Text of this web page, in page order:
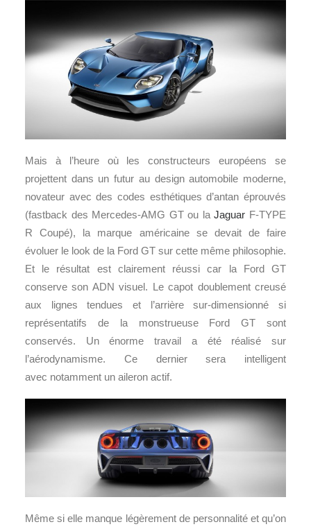
Mais à l’heure où les constructeurs européens se
projettent dans un futur au design automobile moderne,
novateur avec des codes esthétiques d’antan éprouvés
(fastback des Mercedes-AMG GT ou laJaguar F-TYPE
R Coupé), la marque américaine se devait de faire
évoluer le look de la Ford GT sur cette même philosophie.
Et le résultat est clairement réussi car la Ford GT
conserve son ADN visuel. Le capot doublement creusé
aux lignes tendues et l’arrière sur-dimensionné si
représentatifs de la monstrueuse Ford GT sont
conservés. Un énorme travail a été réalisé sur
l’aérodynamisme. Ce dernier sera intelligent
avec notamment un aileron actif.
Même si elle manque légèrement de personnalité et qu’on